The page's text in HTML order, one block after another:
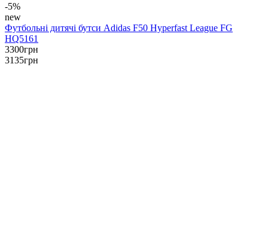
-5%
new
Футбольні дитячі бутси Adidas F50 Hyperfast League FG
HQ5161
3300грн
3135грн